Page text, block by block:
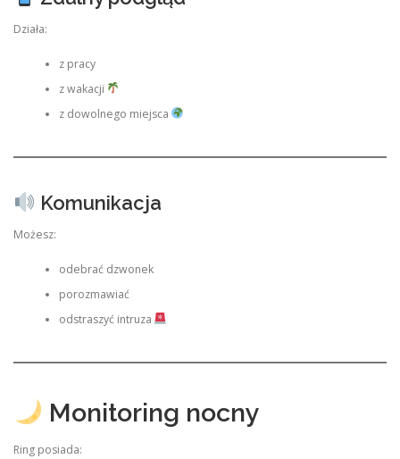
Działa:
z pracy
z wakacji
z dowolnego miejsca
Komunikacja
Możesz:
odebrać dzwonek
porozmawiać
odstraszyć intruza
Monitoring nocny
Ring posiada: